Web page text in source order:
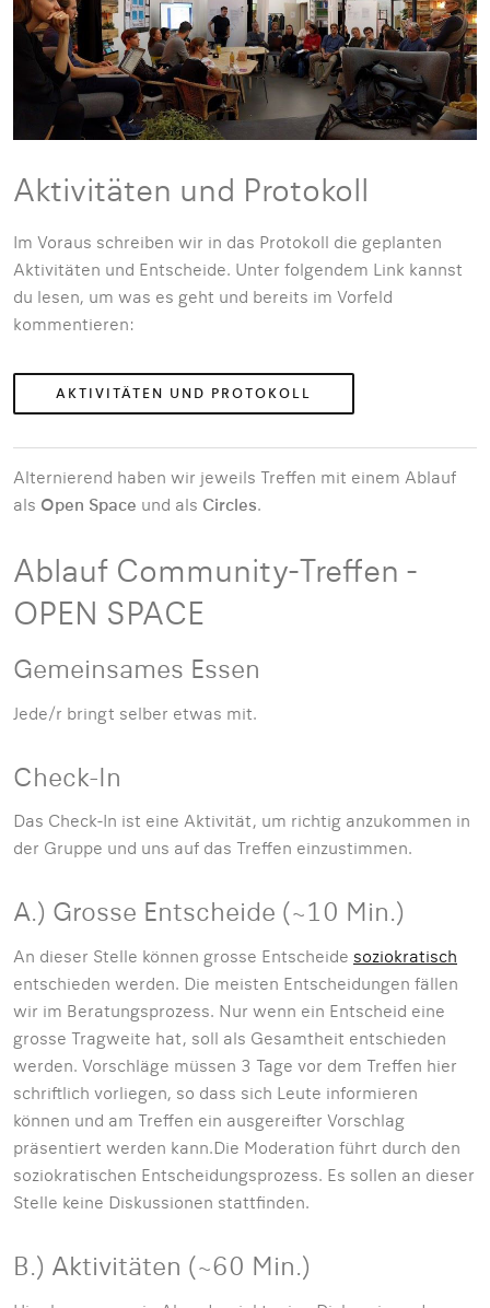
Aktivitäten und Protokoll
Im Voraus schreiben wir in das Protokoll die geplanten
Aktivitäten und Entscheide. Unter folgendem Link kannst
du lesen, um was es geht und bereits im Vorfeld
kommentieren:
AKTIVITÄTEN UND PROTOKOLL
Alternierend haben wir jeweils Treffen mit einem Ablauf
als Open Space und als Circles.
Ablauf Community-Treffen -
OPEN SPACE
Gemeinsames Essen
Jede/r bringt selber etwas mit.
Check-In
Das Check-In ist eine Aktivität, um richtig anzukommen in
der Gruppe und uns auf das Treffen einzustimmen.
A.) Grosse Entscheide (~10 Min.)
An dieser Stelle können grosse Entscheide soziokratisch
entschieden werden. Die meisten Entscheidungen fällen
wir im Beratungsprozess. Nur wenn ein Entscheid eine
grosse Tragweite hat, soll als Gesamtheit entschieden
werden. Vorschläge müssen 3 Tage vor dem Treffen hier
schriftlich vorliegen, so dass sich Leute informieren
können und am Treffen ein ausgereifter Vorschlag
präsentiert werden kann.Die Moderation führt durch den
soziokratischen Entscheidungsprozess. Es sollen an dieser
Stelle keine Diskussionen stattfinden.
B.) Aktivitäten (~60 Min.)